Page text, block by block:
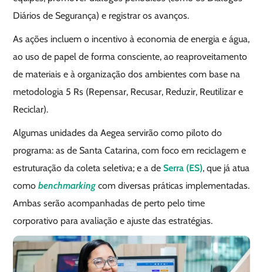
Diários de Segurança) e registrar os avanços.
As ações incluem o incentivo à economia de energia e água,
ao uso de papel de forma consciente, ao reaproveitamento
de materiais e à organização dos ambientes com base na
metodologia 5 Rs (Repensar, Recusar, Reduzir, Reutilizar e
Reciclar).
Algumas unidades da Aegea servirão como piloto do
programa: as de Santa Catarina, com foco em reciclagem e
estruturação da coleta seletiva; e a deSerra (ES), que já atua
comobenchmarking com diversas práticas implementadas.
Ambas serão acompanhadas de perto pelo time
corporativo para avaliação e ajuste das estratégias.